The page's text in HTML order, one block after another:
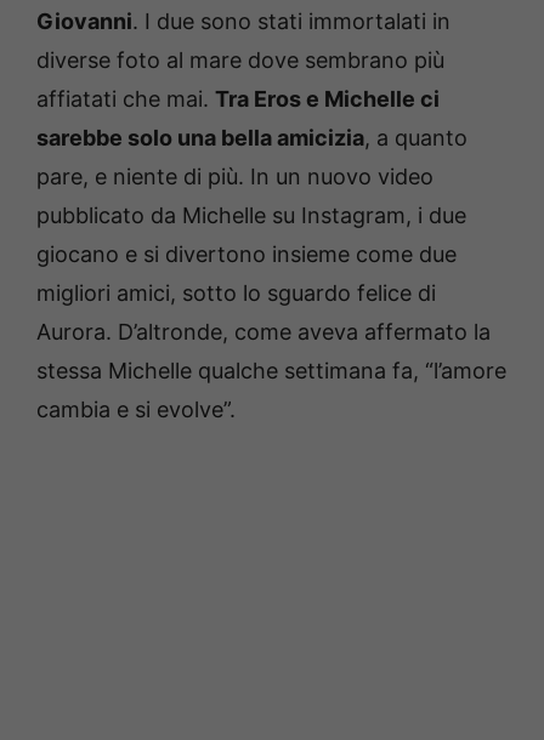
Giovanni. I due sono stati immortalati in
diverse foto al mare dove sembrano più
affiatati che mai. Tra Eros e Michelle ci
sarebbe solo una bella amicizia, a quanto
pare, e niente di più. In un nuovo video
pubblicato da Michelle su Instagram, i due
giocano e si divertono insieme come due
migliori amici, sotto lo sguardo felice di
Aurora. D’altronde, come aveva affermato la
stessa Michelle qualche settimana fa, “l’amore
cambia e si evolve”.